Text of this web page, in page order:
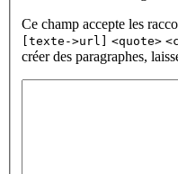
Ce champ accepte les
[texte->url] <quote>
créer des paragraphes,